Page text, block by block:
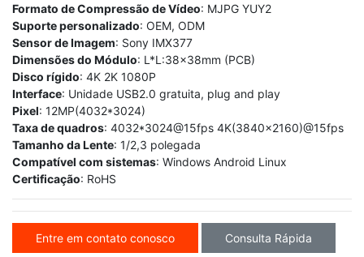
Formato de Compressão de Vídeo: MJPG YUY2
Suporte personalizado: OEM, ODM
Sensor de Imagem: Sony IMX377
Dimensões do Módulo: L*L:38x38mm (PCB)
Disco rígido: 4K 2K 1080P
Interface: Unidade USB2.0 gratuita, plug and play
Pixel: 12MP(4032*3024)
Taxa de quadros: 4032*3024@15fps 4K(3840x2160)@15fps
Tamanho da Lente: 1/2,3 polegada
Compatível com sistemas: Windows Android Linux
Certificação: RoHS
Entre em contato conosco Consulta Rápida